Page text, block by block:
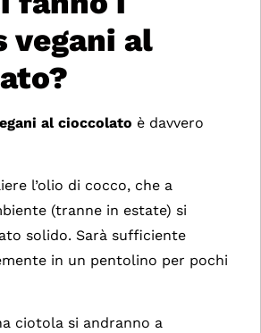
vegani al
al cioccolato è davvero
l’olio di cocco, che a
(tranne in estate) si
solido. Sarà sufficiente
in un pentolino per pochi
ciotola si andranno a